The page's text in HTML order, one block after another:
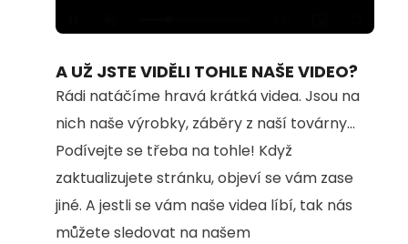
100.00%
A UŽ JSTE VIDĚLI TOHLE NAŠE VIDEO?
Rádi natáčíme hravá krátká videa. Jsou na
nich naše výrobky, záběry z naší továrny...
Podívejte se třeba na tohle! Když
zaktualizujete stránku, objeví se vám zase
jiné. A jestli se vám naše videa líbí, tak nás
můžete sledovat na našem